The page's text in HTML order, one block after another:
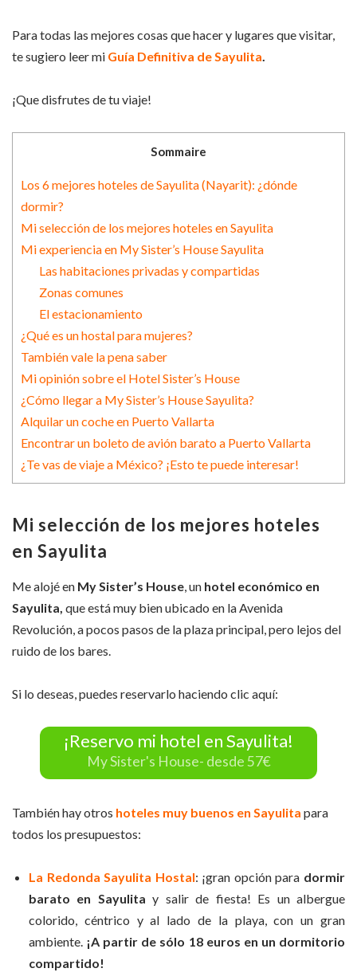
Para todas las mejores cosas que hacer y lugares que visitar,
te sugiero leer mi Guía Definitiva de Sayulita.
¡Que disfrutes de tu viaje!
Sommaire
Los 6 mejores hoteles de Sayulita (Nayarit): ¿dónde
dormir?
Mi selección de los mejores hoteles en Sayulita
Mi experiencia en My Sister’s House Sayulita
Las habitaciones privadas y compartidas
Zonas comunes
El estacionamiento
¿Qué es un hostal para mujeres?
También vale la pena saber
Mi opinión sobre el Hotel Sister’s House
¿Cómo llegar a My Sister’s House Sayulita?
Alquilar un coche en Puerto Vallarta
Encontrar un boleto de avión barato a Puerto Vallarta
¿Te vas de viaje a México? ¡Esto te puede interesar!
Mi selección de los mejores hoteles
en Sayulita
Me alojé en My Sister’s House , un hotel económico en
Sayulita, que está muy bien ubicado en la Avenida
Revolución, a pocos pasos de la plaza principal, pero lejos del
ruido de los bares.
Si lo deseas, puedes reservarlo haciendo clic aquí:
¡Reservo mi hotel en Sayulita!
My Sister's House- desde 57€
También hay otros hoteles muy buenos en Sayulita para
todos los presupuestos:
La Redonda Sayulita Hostal: ¡gran opción para dormir
barato en Sayulita y salir de fiesta! Es un albergue
colorido, céntrico y al lado de la playa, con un gran
ambiente. ¡A partir de sólo 18 euros en un dormitorio
compartido!